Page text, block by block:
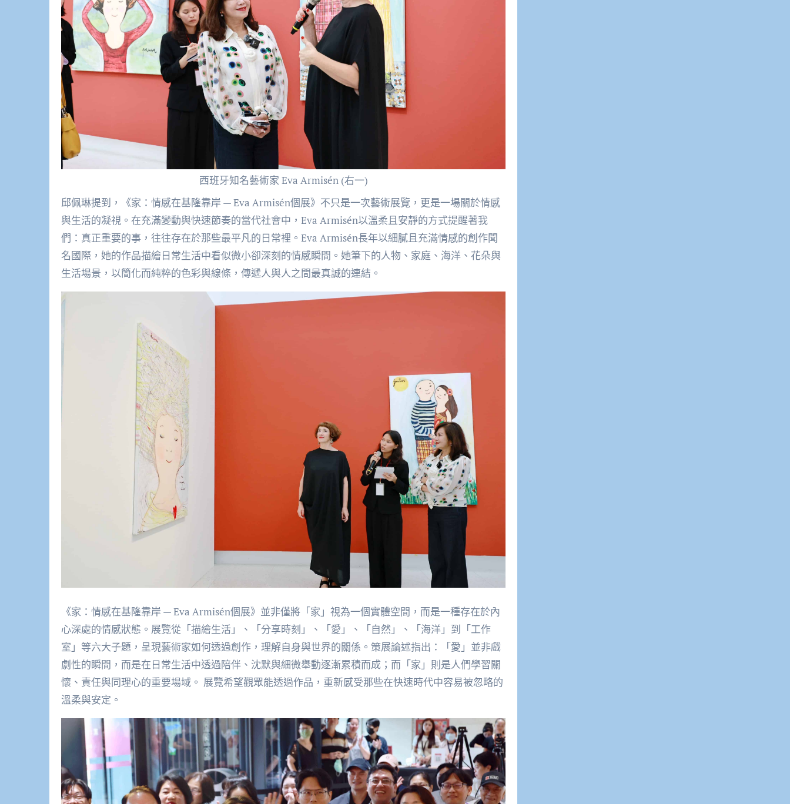
西班牙知名藝術家 Eva Armisén (右一)
邱佩琳提到，《家：情感在基隆靠岸 — Eva Armisén個展》不只是一次藝術展覽，更是一場關於情感
與生活的凝視。在充滿變動與快速節奏的當代社會中，Eva Armisén以溫柔且安靜的方式提醒著我
們：真正重要的事，往往存在於那些最平凡的日常裡。Eva Armisén長年以細膩且充滿情感的創作聞
名國際，她的作品描繪日常生活中看似微小卻深刻的情感瞬間。她筆下的人物、家庭、海洋、花朵與
生活場景，以簡化而純粹的色彩與線條，傳遞人與人之間最真誠的連結。
《家：情感在基隆靠岸 — Eva Armisén個展》並非僅將「家」視為一個實體空間，而是一種存在於內
心深處的情感狀態。展覽從「描繪生活」、「分享時刻」、「愛」、「自然」、「海洋」到「工作
室」等六大子題，呈現藝術家如何透過創作，理解自身與世界的關係。策展論述指出：「愛」並非戲
劇性的瞬間，而是在日常生活中透過陪伴、沈默與細微舉動逐漸累積而成；而「家」則是人們學習關
懷、責任與同理心的重要場域。 展覽希望觀眾能透過作品，重新感受那些在快速時代中容易被忽略的
溫柔與安定。